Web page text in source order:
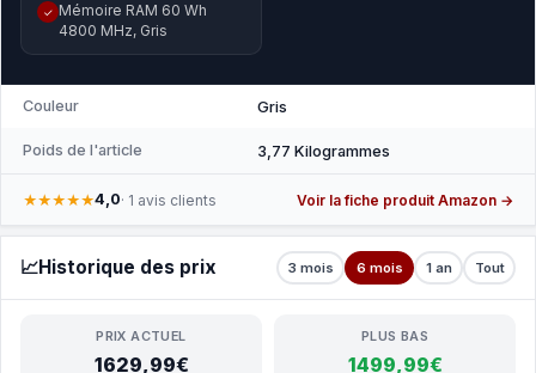
✓ Mémoire RAM 60 Wh
4800 MHz, Gris
Couleur Gris
Poids de l'article 3,77 Kilogrammes
★★★★★4,0· 1 avis clients Voir la fiche produit Amazon →
📈Historique des prix 3 mois 6 mois 1 an Tout
PRIX ACTUEL
1629,99€
PLUS BAS
1499,99€